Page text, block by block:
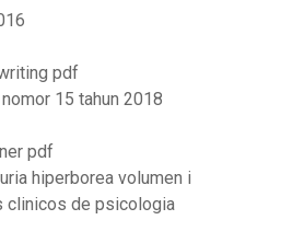
pdf
15 tahun 2018
pdf
hiperborea volumen i
clinicos de psicologia